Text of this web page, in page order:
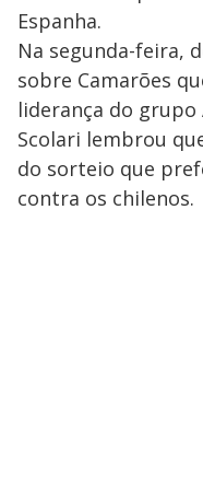
Espanha.
Na segunda-feira,
sobre Camarões
liderança do grupo
Scolari lembrou
do sorteio que
contra os chilenos.